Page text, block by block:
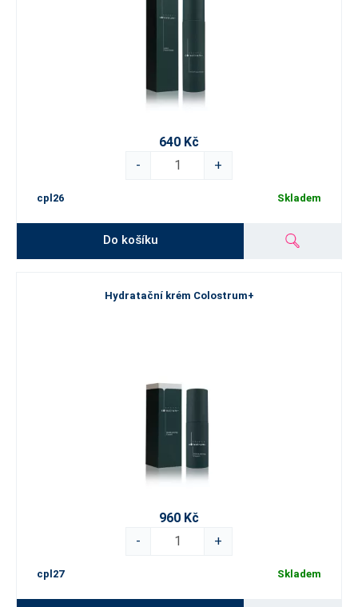
640 Kč
-
+
cpl26 Skladem
Do košíku
Hydratační krém Colostrum+
960 Kč
-
+
cpl27 Skladem